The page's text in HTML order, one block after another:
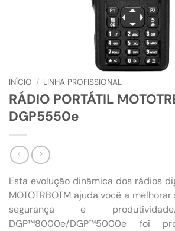
INÍCIO / LINHA PROFISSIONAL
RÁDIO PORTÁTIL
DGP5550e
Esta evolução dinâmica dos rádios
MOTOTRBOTM ajuda você a
segurança e
DGP™8000e/DGP™5000e foi